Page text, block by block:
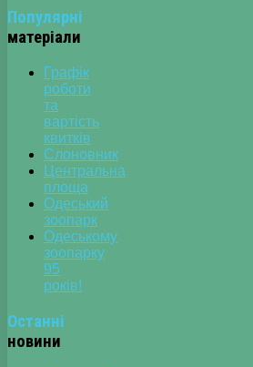
Популярні
матеріали
Графік
роботи
та
вартість
квитків
Слоновник
Центральна
площа
Одеський
зоопарк
Одеському
зоопарку
95
років!
Останні
новини